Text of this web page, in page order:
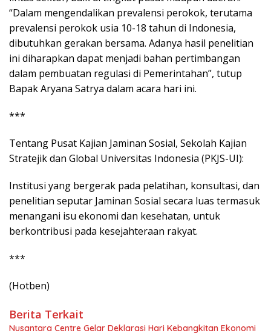
“Dalam mengendalikan prevalensi perokok, terutama
prevalensi perokok usia 10-18 tahun di Indonesia,
dibutuhkan gerakan bersama. Adanya hasil penelitian
ini diharapkan dapat menjadi bahan pertimbangan
dalam pembuatan regulasi di Pemerintahan”, tutup
Bapak Aryana Satrya dalam acara hari ini.
***
Tentang Pusat Kajian Jaminan Sosial, Sekolah Kajian
Stratejik dan Global Universitas Indonesia (PKJS-UI):
Institusi yang bergerak pada pelatihan, konsultasi, dan
penelitian seputar Jaminan Sosial secara luas termasuk
menangani isu ekonomi dan kesehatan, untuk
berkontribusi pada kesejahteraan rakyat.
***
(Hotben)
Berita Terkait
Nusantara Centre Gelar Deklarasi Hari Kebangkitan Ekonomi